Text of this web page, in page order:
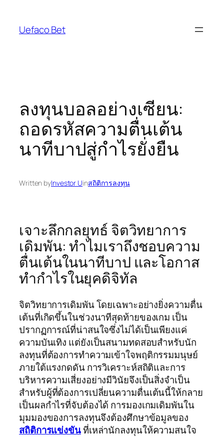
content
Uefaco Bet
ลงทุนบอลอย่างเซียน:
ถอดรหัสความตื่นเต้น
นาทีบาปสู่กำไรยั่งยืน
Written byInvestor Uinสถิติการลงทุน
เจาะลึกกลยุทธ์ จิตวิทยาการ
เดิมพัน: ทำไมเราถึงชอบความ
ตื่นเต้นในนาทีบาป และโอกาส
ทำกำไรในยุคดิจิทัล
จิตวิทยาการเดิมพัน โดยเฉพาะอย่างยิ่งความตื่น
เต้นที่เกิดขึ้นในช่วงนาทีสุดท้ายของเกม เป็น
ปรากฏการณ์ที่น่าสนใจซึ่งไม่ได้เป็นเพียงแค่
ความบันเทิง แต่ยังเป็นสนามทดสอบสำหรับนัก
ลงทุนที่ต้องการทำความเข้าใจพฤติกรรมมนุษย์
ภายใต้แรงกดดัน การวิเคราะห์สถิติและการ
บริหารความเสี่ยงอย่างมีวินัยจึงเป็นสิ่งจำเป็น
สำหรับผู้ที่ต้องการเปลี่ยนความตื่นเต้นนี้ให้กลาย
เป็นผลกำไรที่จับต้องได้ การมองเกมเดิมพันใน
มุมมองของการลงทุนจึงต้องศึกษาข้อมูลของ
สถิติการแข่งขันที่เหล่านักลงทุนให้ความสนใจ